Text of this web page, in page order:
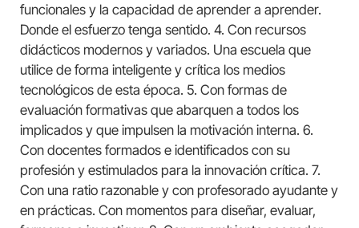
funcionales y la capacidad de aprender a aprender.
Donde el esfuerzo tenga sentido. 4. Con recursos
didácticos modernos y variados. Una escuela que
utilice de forma inteligente y crítica los medios
tecnológicos de esta época. 5. Con formas de
evaluación formativas que abarquen a todos los
implicados y que impulsen la motivación interna. 6.
Con docentes formados e identificados con su
profesión y estimulados para la innovación crítica. 7.
Con una ratio razonable y con profesorado ayudante y
en prácticas. Con momentos para diseñar, evaluar,